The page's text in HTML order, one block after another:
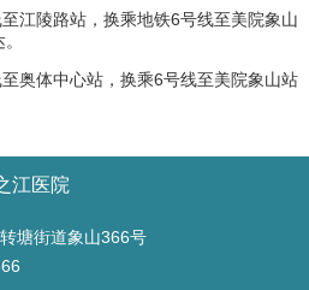
江陵路站，换乘地铁6号线至美院象山
奥体中心站，换乘6号线至美院象山站
江医院
塘街道象山366号